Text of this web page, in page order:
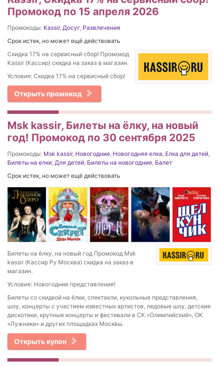
Промокод по 15 апреля 2026
Промокоды: Kassir, Досуг, Развлечения
Срок истек, но может ещё действовать
Скидка 17% на сервисный сбор! Промокод
Kassir (Кассир) скидка на заказ в магазин.
Условия: Скидка 17% на сервисный сбор!
Открыть промокод
Msk kassir, Билеты на ёлку, на новый
год! Промокод по 30 сентября 2025
Промокоды: Msk kassir, Новогодние, Новогодняя елка, Елка для детей,
Билеты на елки, Для детей, Билеты на новогодние, Балет
Срок истек, но может ещё действовать
Билеты на ёлку, на новый год Промокод Msk
kassir (Кассир Ру Москва) скидка на заказ в
магазин.
Условия: Новогодние представления!
Билеты со скидкой на ёлки, спектакли, кукольные представления,
шоу, концерты с участием известных артистов, ледовые шоу, детские
дискотеки, крупные концерты и фестивали в СК «Олимпийский», ОК
«Лужники» и других площадках Москвы.
Открыть купон